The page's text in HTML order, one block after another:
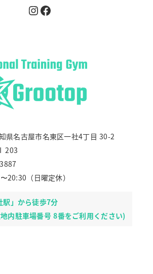
名古屋市名東区一社4丁目 30-2
203
20:30（日曜定休）
駅」から徒歩7分
内駐車場番号 8番をご利用ください)
InstagramFacebook